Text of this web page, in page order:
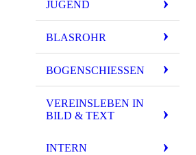
JUGEND
BLASROHR
BOGENSCHIESSEN
VEREINSLEBEN IN
BILD & TEXT
INTERN